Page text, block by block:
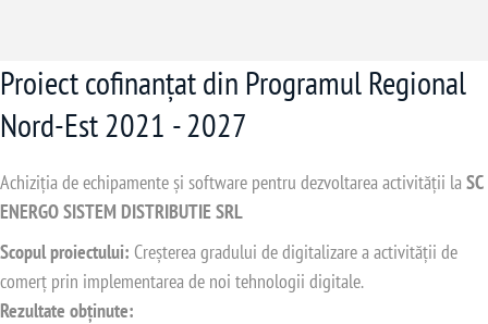
Proiect cofinanțat din Programul Regional
Nord-Est 2021 - 2027
Achiziția de echipamente și software pentru dezvoltarea activității laSC
ENERGO SISTEM DISTRIBUTIE SRL
Scopul proiectului: Creșterea gradului de digitalizare a activității de
comerț prin implementarea de noi tehnologii digitale.
Rezultate obținute: